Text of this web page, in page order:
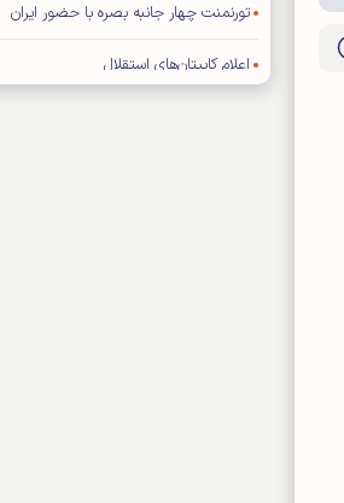
تورنمنت چهار جانبه بصره با حضور ایران
اعلام کاپیتان‌های استقلال